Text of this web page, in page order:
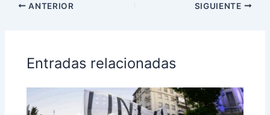
ANTERIOR SIGUIENTE
Entradas relacionadas